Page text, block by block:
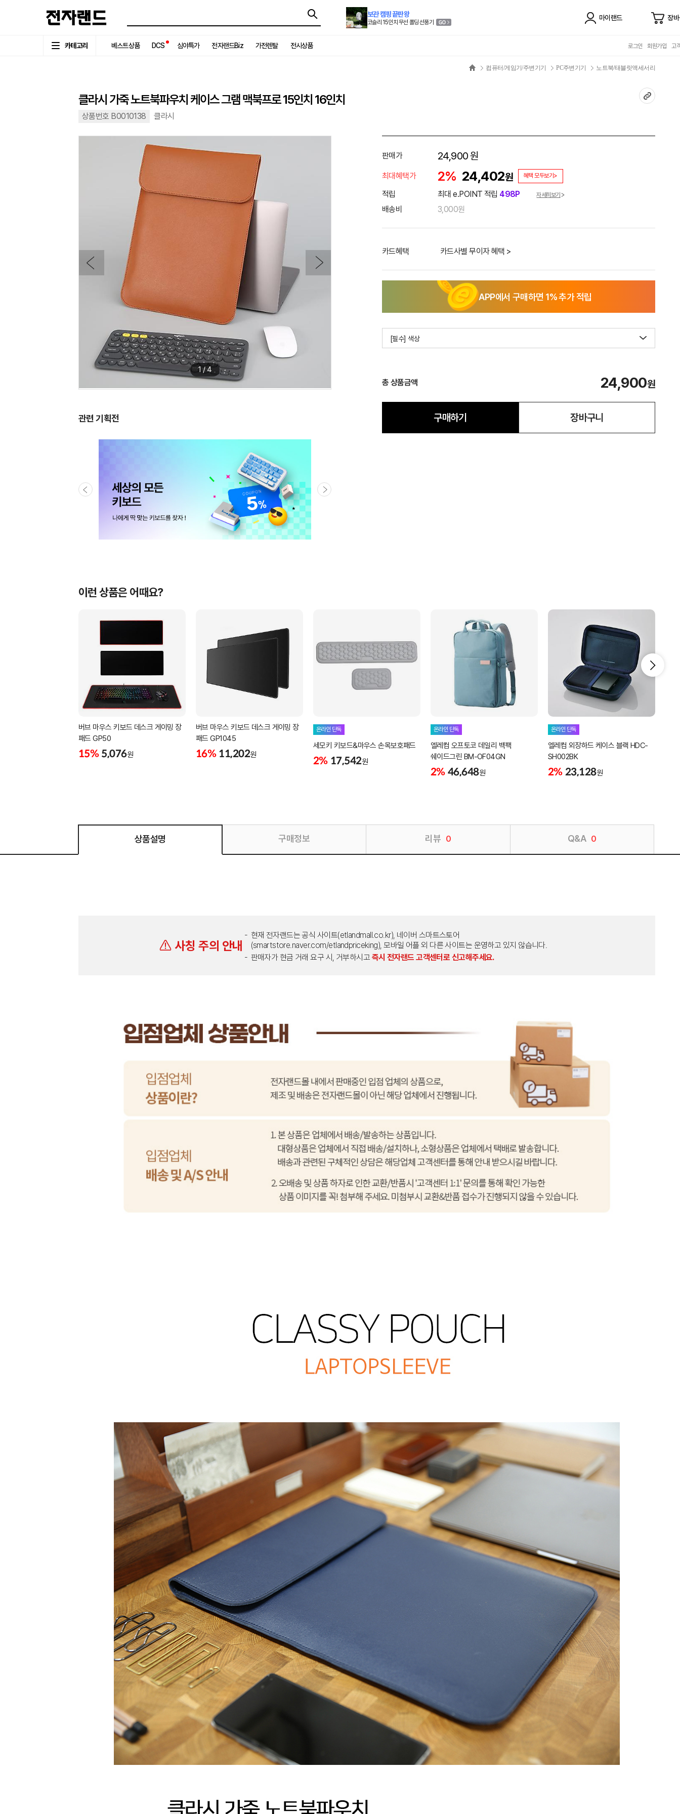
보관 캠핑 끝판왕
코슬리 15인치 무선 폴딩 선풍기
마이랜드 장
카테고리 베스트상품 DCS 심야특가 전자랜드Biz 가전렌탈 전시상품 로그인 회원가입 고
컴퓨터/게임기/주변기기 PC주변기기 노트북/태블릿액세서리
클라시 가죽 노트북파우치 케이스 그램 맥북프로 15인치 16인치
상품번호 B0010138 클라시
1/4
관련 기획전
판매가 24,900원
최대혜택가 2% 24,402원 혜택 모두보기>
적립 최대 e.POINT 적립 498P 자세히보기
배송비 3,000원
카드혜택 카드사별 무이자 혜택 >
APP에서 구매하면 1% 추가 적립
[필수] 색상
총 상품금액 24,900원
구매하기 장바구니
이런 상품은 어때요?
버브 마우스 키보드 데스크 게이밍 장
패드 GP50
15% 5,076원
버브 마우스 키보드 데스크 게이밍 장
패드 GP1045
16% 11,202원
온라인 단독
세모키 키보드&마우스 손목보호패드
2% 17,542원
온라인 단독
엘레컴 오프토코 데일리 백팩
쉐이드그린 BM-OF04GN
2% 46,648원
온라인 단독
엘레컴 외장하드 케이스 블랙 HDC-
SH002BK
2% 23,128원
상품설명 구매정보 리뷰 0 Q&A 0
사칭 주의 안내
현재 전자랜드는 공식 사이트(etlandmall.co.kr), 네이버 스마트스토어
(smartstore.naver.com/etlandpriceking), 모바일 어플 외 다른 사이트는 운영하고 있지 않습니다.
판매자가 현금 거래 요구 시, 거부하시고 즉시 전자랜드 고객센터로 신고해주세요.